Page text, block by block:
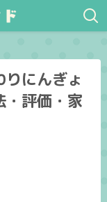
りにんぎょ
・評価・家